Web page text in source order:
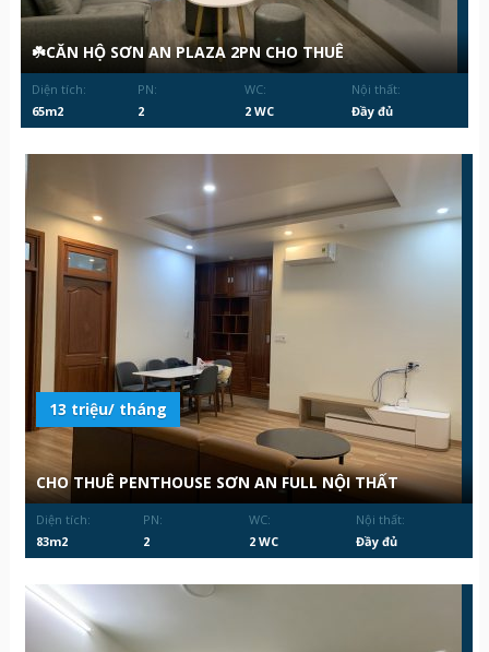
☘️CĂN HỘ SƠN AN PLAZA 2PN CHO THUÊ
Diện tích:
65m2
PN:
2
WC:
2 WC
Nội thất:
Đầy đủ
13 triệu/ tháng
CHO THUÊ PENTHOUSE SƠN AN FULL NỘI THẤT
Diện tích:
83m2
PN:
2
WC:
2 WC
Nội thất:
Đầy đủ